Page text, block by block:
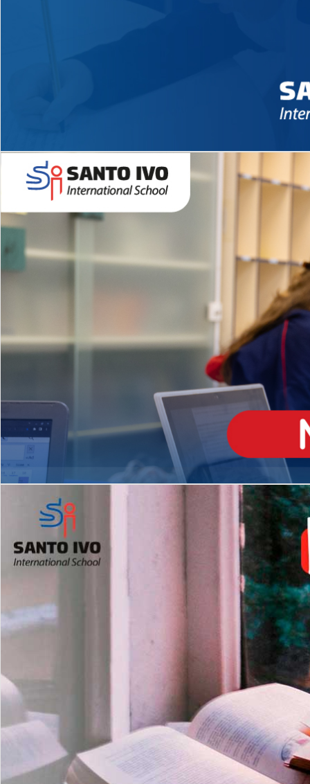
Novidades 2026 High School
Matrículas Abertas 2026
EDUCAÇÃO INFANTIL
Inglês todos os dias
MÉDIO
igh School
Dupla Diplomação
2º AO 5º ANO FUNDAMENTAL
es
Com imersão Bilingue - Anos
Finais
6º AO 9º ANO FUNDAMENTAL
Inglês: Turmas Reduzidas